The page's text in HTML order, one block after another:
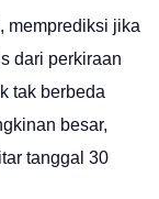
memprediksi jika
dari perkiraan
tak berbeda
besar,
tanggal 30